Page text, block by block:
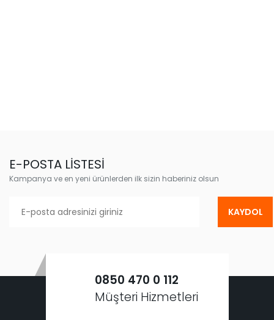
E-POSTA LİSTESİ
Kampanya ve en yeni ürünlerden ilk sizin haberiniz olsun
KAYDOL
0850 470 0 112
Müşteri Hizmetleri